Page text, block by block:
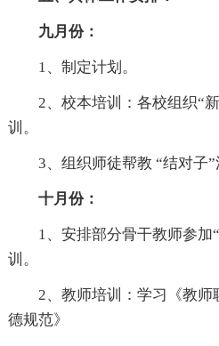
九月份：
1、制定计划。
2、校本培训：各校组织“
训。
3、组织师徒帮教 “结对子”
十月份：
1、安排部分骨干教师参加
训。
2、教师培训：学习《教
德规范》